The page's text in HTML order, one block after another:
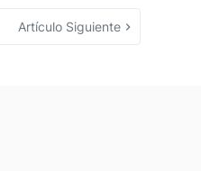
Artículo Siguiente